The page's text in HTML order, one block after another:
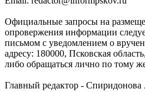
Официальные запросы на
опровержения информации
письмом с уведомлением о
адресу: 180000, Псковская
либо обращаться лично по тому
Главный редактор -